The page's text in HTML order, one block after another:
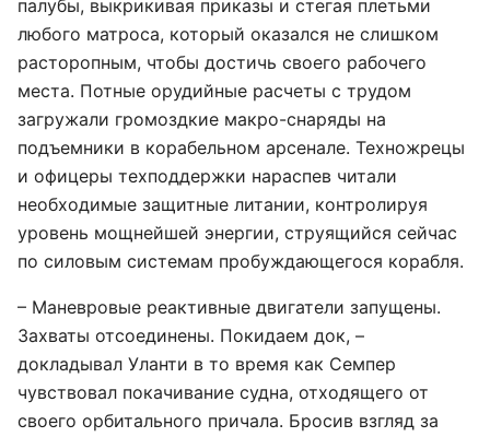
палубы, выкрикивая приказы и стегая плетьми
любого матроса, который оказался не слишком
расторопным, чтобы достичь своего рабочего
места. Потные орудийные расчеты с трудом
загружали громоздкие макро-снаряды на
подъемники в корабельном арсенале. Техножрецы
и офицеры техподдержки нараспев читали
необходимые защитные литании, контролируя
уровень мощнейшей энергии, струящийся сейчас
по силовым системам пробуждающегося корабля.
– Маневровые реактивные двигатели запущены.
Захваты отсоединены. Покидаем док, –
докладывал Уланти в то время как Семпер
чувствовал покачивание судна, отходящего от
своего орбитального причала. Бросив взгляд за